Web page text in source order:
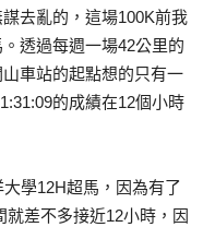
去亂的，這場100K前我
透過每週一場42公里的
車站的起點想的只有一
的成績在12個小時
學12H超馬，因為有了
差不多接近12小時，因